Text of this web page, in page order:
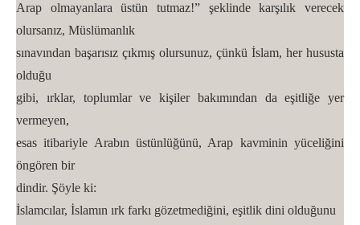
Arap olmayanlara üstün tutmaz!” şeklinde karşılık verecek
olursanız, Müslümanlık
sınavından başarısız çıkmış olursunuz, çünkü İslam, her hususta
olduğu
gibi, ırklar, toplumlar ve kişiler bakımından da eşitliğe yer
vermeyen,
esas itibariyle Arabın üstünlüğünü, Arap kavminin yüceliğini
öngören bir
dindir. Şöyle ki:
İslamcılar, İslamın ırk farkı gözetmediğini, eşitlik dini olduğunu